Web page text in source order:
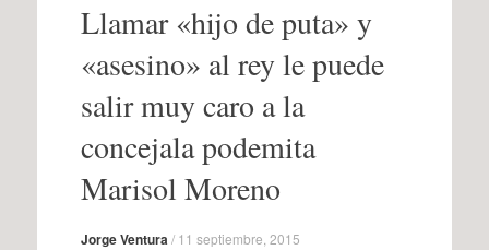
contenidoLlamar «hijo de puta» y
«asesino» al rey le puede
salir muy caro a la
concejala podemita
Marisol Moreno
Jorge Ventura / 11 septiembre, 2015